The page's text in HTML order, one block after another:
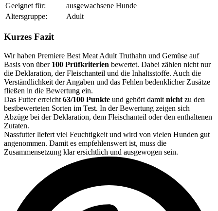
Geeignet für:
ausgewachsene Hunde
Altersgruppe:
Adult
Kurzes Fazit
Wir haben Premiere Best Meat Adult Truthahn und Gemüse auf
Basis von über 100 Prüfkriterien bewertet. Dabei zählen nicht nur
die Deklaration, der Fleischanteil und die Inhaltsstoffe. Auch die
Verständlichkeit der Angaben und das Fehlen bedenklicher Zusätze
fließen in die Bewertung ein.
Das Futter erreicht 63/100 Punkte und gehört damit nicht zu den
bestbewerteten Sorten im Test. In der Bewertung zeigen sich
Abzüge bei der Deklaration, dem Fleischanteil oder den enthaltenen
Zutaten.
Nassfutter liefert viel Feuchtigkeit und wird von vielen Hunden gut
angenommen. Damit es empfehlenswert ist, muss die
Zusammensetzung klar ersichtlich und ausgewogen sein.